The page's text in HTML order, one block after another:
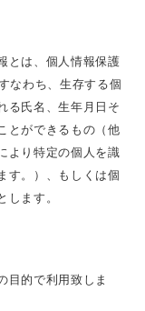
とは、個人情報保護
なわち、生存する個
る氏名、生年月日そ
とができるもの（他
より特定の個人を識
す。）、もしくは個
します。
目的で利用致しま